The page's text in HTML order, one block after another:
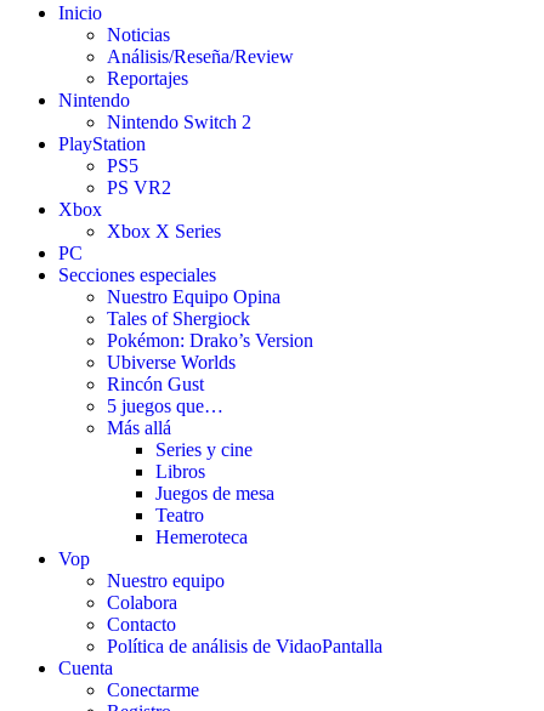
Inicio
Noticias
Análisis/Reseña/Review
Reportajes
Nintendo
Nintendo Switch 2
PlayStation
PS5
PS VR2
Xbox
Xbox X Series
PC
Secciones especiales
Nuestro Equipo Opina
Tales of Shergiock
Pokémon: Drako’s Version
Ubiverse Worlds
Rincón Gust
5 juegos que…
Más allá
Series y cine
Libros
Juegos de mesa
Teatro
Hemeroteca
Vop
Nuestro equipo
Colabora
Contacto
Política de análisis de VidaoPantalla
Cuenta
Conectarme